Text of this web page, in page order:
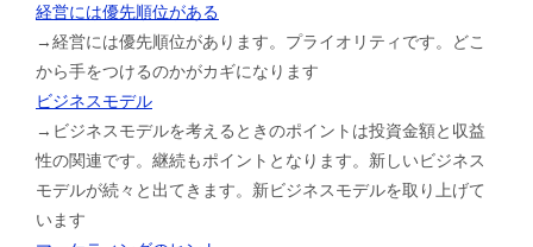
経営には優先順位がある
→経営には優先順位があります。プライオリティです。どこ
から手をつけるのかがカギになります
ビジネスモデル
→ビジネスモデルを考えるときのポイントは投資金額と収益
性の関連です。継続もポイントとなります。新しいビジネス
モデルが続々と出てきます。新ビジネスモデルを取り上げて
います